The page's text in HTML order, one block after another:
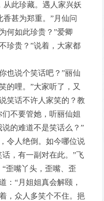
从此珍藏。遇人家兴妖
甚为郑重。”月仙问
何如此珍贵？”爱卿
珍贵？”说着，大家都
也说个笑话吧？”丽仙
的哩。”大家听了，又
笑话不许人家笑的？教
们不要管她，听丽仙姐
的难道不是笑话么？”
令人绝倒。如今哪位说
，有一副对在此。”飞
歪嘴丫头，歪嘴、歪
：“月姐姐真会解颐，
，众人多笑个不住。挹